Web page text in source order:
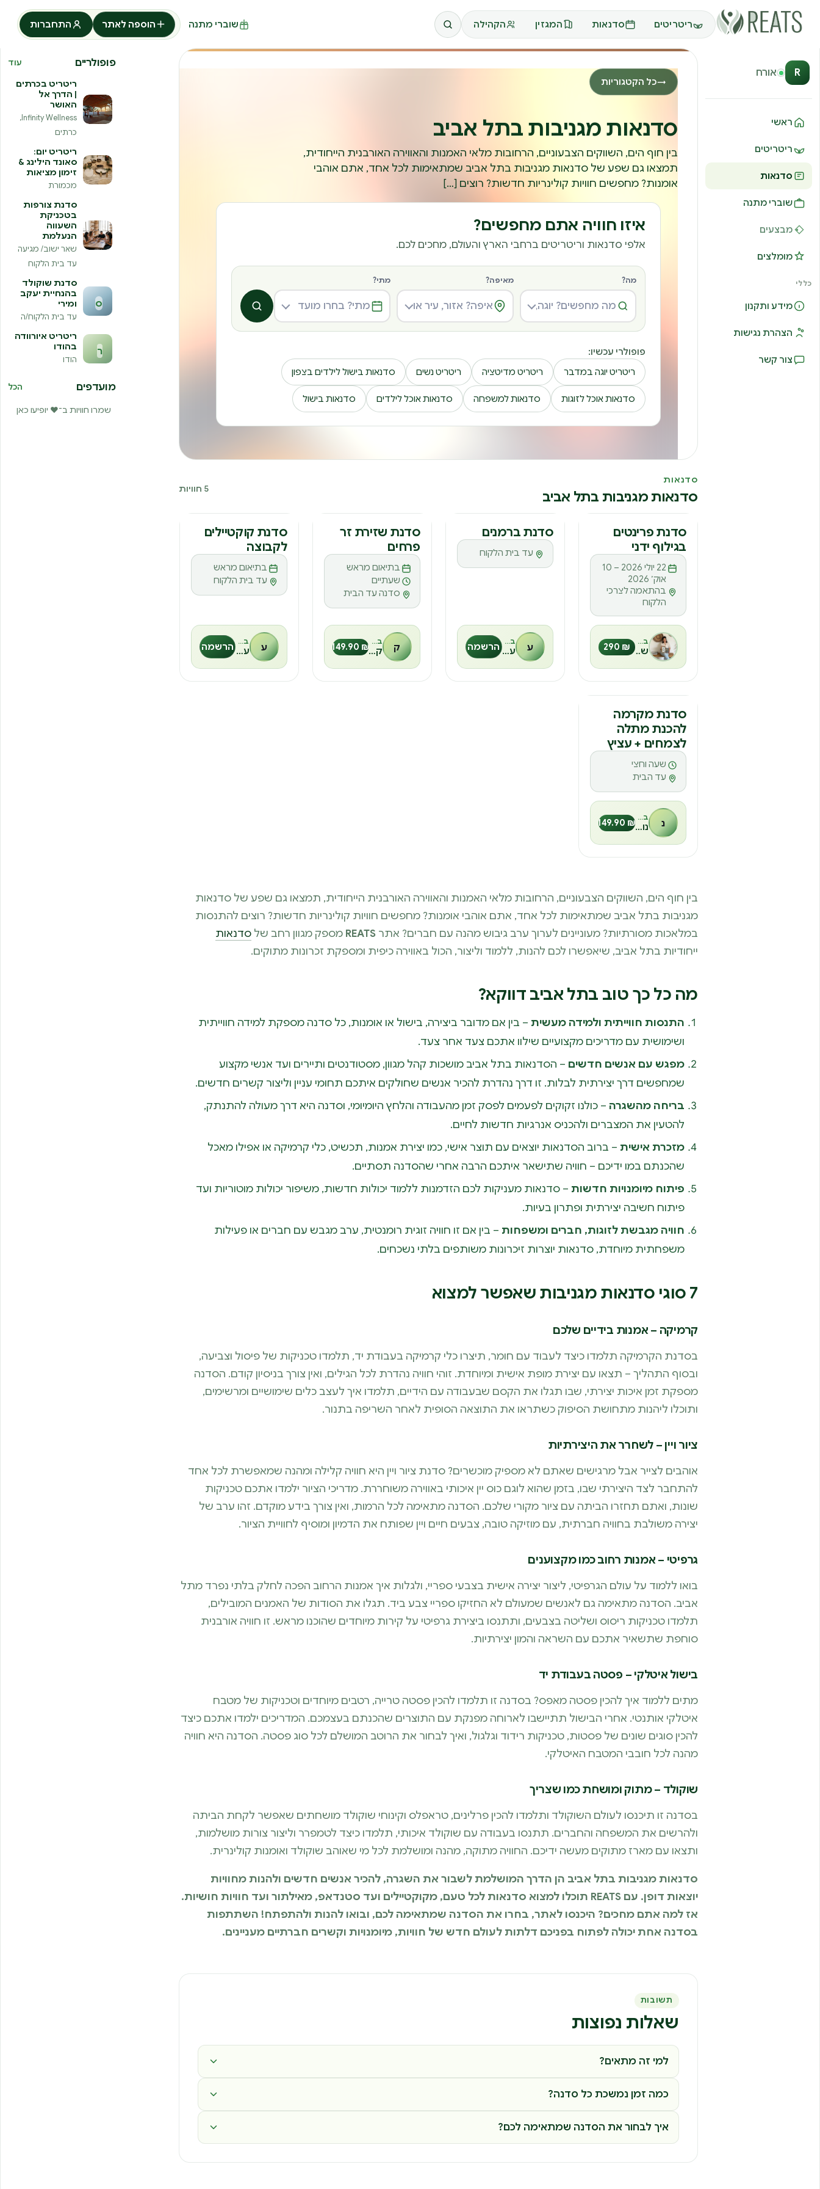
ריטריטים סדנאות המגזין הקהילה שוברי מתנה הוספה לאתר התחברות
R אורח
ראשי
ריטריטים
סדנאות
שוברי מתנה
מבצעים
מומלצים
כללי
מידע ותקנון
הצהרת נגישות
צור קשר
→כל הקטגוריות
סדנאות מגניבות בתל אביב
בין חוף הים, השווקים הצבעוניים, הרחובות מלאי האמנות והאווירה האורבנית הייחודית,
תמצאו גם שפע של סדנאות מגניבות בתל אביב שמתאימות לכל אחד, אתם אוהבי
אומנות? מחפשים חוויות קולינריות חדשות? רוצים […]
איזו חוויה אתם מחפשים?
אלפי סדנאות וריטריטים ברחבי הארץ והעולם, מחכים לכם.
מה? מאיפה? מתי?
חיפוש
פופולרי עכשיו:
ריטריט יוגה במדבר
ריטריט מדיטציה ריטריט נשים סדנאות בישול לילדים בצפון
סדנאות אוכל לזוגות סדנאות למשפחה סדנאות אוכל לילדים סדנאות בישול
סדנאות
סדנאות מגניבות בתל אביב 5 חוויות
סדנת פרינטים
בגילוף ידני
22 יולי 2026 – 10
אוק׳ 2026
בהתאמה לצרכי
הלקוח
בהנחיית
שיה אלגזי ₪ 290
סדנת ברמנים
עד בית הלקוח
ע בהנחיית
עמי שמואל הרשמה
סדנת שזירת זר
פרחים
בתיאום מראש
שעתיים
סדנה עד הבית
ק בהנחיית
קובי בן מרדכי₪ 149.90
סדנת קוקטיילים
לקבוצה
בתיאום מראש
עד בית הלקוח
ע בהנחיית
עמי שמואל הרשמה
סדנת מקרמה
להכנת מתלה
לצמחים + עציץ
שעה וחצי
עד הבית
נ בהנחיית
נועה חפץ₪ 149.90
בין חוף הים, השווקים הצבעוניים, הרחובות מלאי האמנות והאווירה האורבנית הייחודית, תמצאו גם שפע של סדנאות
מגניבות בתל אביב שמתאימות לכל אחד, אתם אוהבי אומנות? מחפשים חוויות קולינריות חדשות? רוצים להתנסות
במלאכות מסורתיות? מעוניינים לערוך ערב גיבוש מהנה עם חברים? אתר REATS מספק מגוון רחב של סדנאות
ייחודיות בתל אביב, שיאפשרו לכם להנות, ללמוד וליצור, הכול באווירה כיפית ומספקת זכרונות מתוקים.
מה כל כך טוב בתל אביב דווקא?
התנסות חווייתית ולמידה מעשית – בין אם מדובר ביצירה, בישול או אומנות, כל סדנה מספקת למידה חווייתית
ושימושית עם מדריכים מקצועיים שילוו אתכם צעד אחר צעד.
מפגש עם אנשים חדשים – הסדנאות בתל אביב מושכות קהל מגוון, מסטודנטים ותיירים ועד אנשי מקצוע
שמחפשים דרך יצירתית לבלות. זו דרך נהדרת להכיר אנשים שחולקים איתכם תחומי עניין וליצור קשרים חדשים.
בריחה מהשגרה – כולנו זקוקים לפעמים לפסק זמן מהעבודה והלחץ היומיומי, וסדנה היא דרך מעולה להתנתק,
להטעין את המצברים ולהכניס אנרגיות חדשות לחיים.
מזכרת אישית – ברוב הסדנאות יוצאים עם תוצר אישי, כמו יצירת אמנות, תכשיט, כלי קרמיקה או אפילו מאכל
שהכנתם במו ידיכם – חוויה שתישאר איתכם הרבה אחרי שהסדנה תסתיים.
פיתוח מיומנויות חדשות – סדנאות מעניקות לכם הזדמנות ללמוד יכולות חדשות, משיפור יכולות מוטוריות ועד
פיתוח חשיבה יצירתית ופתרון בעיות.
חוויה מגבשת לזוגות, חברים ומשפחות – בין אם זו חוויה זוגית רומנטית, ערב מגבש עם חברים או פעילות
משפחתית מיוחדת, סדנאות יוצרות זיכרונות משותפים בלתי נשכחים.
7 סוגי סדנאות מגניבות שאפשר למצוא
קרמיקה – אמנות בידיים שלכם
בסדנת הקרמיקה תלמדו כיצד לעבוד עם חומר, תיצרו כלי קרמיקה בעבודת יד, תלמדו טכניקות של פיסול וצביעה,
ובסוף התהליך – תצאו עם יצירת מופת אישית ומיוחדת. זוהי חוויה נהדרת לכל הגילים, ואין צורך בניסיון קודם. הסדנה
מספקת זמן איכות יצירתי, שבו תגלו את הקסם שבעבודה עם הידיים, תלמדו איך לעצב כלים שימושיים ומרשימים,
ותוכלו ליהנות מתחושת הסיפוק כשתראו את התוצאה הסופית לאחר השריפה בתנור.
ציור ויין – לשחרר את היצירתיות
אוהבים לצייר אבל מרגישים שאתם לא מספיק מוכשרים? סדנת ציור ויין היא חוויה קלילה ומהנה שמאפשרת לכל אחד
להתחבר לצד היצירתי שבו, בזמן שהוא לוגם כוס יין איכותי באווירה משוחררת. מדריכי הציור ילמדו אתכם טכניקות
שונות, ואתם תחזרו הביתה עם ציור מקורי שלכם. הסדנה מתאימה לכל הרמות, ואין צורך בידע מוקדם. זהו ערב של
יצירה משולבת בחוויה חברתית, עם מוזיקה טובה, צבעים חיים ויין שפותח את הדמיון ומוסיף לחוויית הציור.
גרפיטי – אמנות רחוב כמו מקצוענים
בואו ללמוד על עולם הגרפיטי, ליצור יצירה אישית בצבעי ספריי, ולגלות איך אמנות הרחוב הפכה לחלק בלתי נפרד מתל
אביב. הסדנה מתאימה גם לאנשים שמעולם לא החזיקו ספריי צבע ביד. תגלו את הסודות של האמנים המובילים,
תלמדו טכניקות ריסוס ושליטה בצבעים, ותתנסו ביצירת גרפיטי על קירות מיוחדים שהוכנו מראש. זו חוויה אורבנית
סוחפת שתשאיר אתכם עם השראה והמון יצירתיות.
בישול איטלקי – פסטה בעבודת יד
מתים ללמוד איך להכין פסטה מאפס? בסדנה זו תלמדו להכין פסטה טרייה, רטבים מיוחדים וטכניקות של מטבח
איטלקי אותנטי. אחרי הבישול תתיישבו לארוחה מפנקת עם התוצרים שהכנתם בעצמכם. המדריכים ילמדו אתכם כיצד
להכין סוגים שונים של פסטות, טכניקות רידוד וגלגול, ואיך לבחור את הרוטב המושלם לכל סוג פסטה. הסדנה היא חוויה
מהנה לכל חובבי המטבח האיטלקי.
שוקולד – מתוק ומושחת כמו שצריך
בסדנה זו תיכנסו לעולם השוקולד ותלמדו להכין פרלינים, טראפלס וקינוחי שוקולד מושחתים שאפשר לקחת הביתה
ולהרשים את המשפחה והחברים. תתנסו בעבודה עם שוקולד איכותי, תלמדו כיצד לטמפרר וליצור צורות מושלמות,
ותצאו עם מארז מתוקים מעשה ידיכם. החוויה מתוקה, מהנה ומושלמת לכל מי שאוהב שוקולד ואומנות קולינרית.
סדנאות מגניבות בתל אביב הן הדרך המושלמת לשבור את השגרה, להכיר אנשים חדשים ולהנות מחוויות
יוצאות דופן. עם REATS תוכלו למצוא סדנאות לכל טעם, מקוקטיילים ועד סטנדאפ, מאילתור ועד חוויות חושיות.
אז למה אתם מחכים? היכנסו לאתר, בחרו את הסדנה שמתאימה לכם, ובואו להנות ולהתפתח! השתתפות
בסדנה אחת יכולה לפתוח בפניכם דלתות לעולם חדש של חוויות, מיומנויות וקשרים חברתיים מעניינים.
תשובות
שאלות נפוצות
למי זה מתאים?
כמה זמן נמשכת כל סדנה?
איך לבחור את הסדנה שמתאימה לכם?
פופולריים עוד
ריטריט בכרתים
| הדרך אל
האושר
Infinity Wellness,
כרתים
ריטריט יום:
סאונד הילינג &
זימון מציאות
מכמורת
סדנת צורפות
בטכניקת
השעווה
הנעלמת
שאר ישוב/ מגיעה
עד בית הלקוח
ס
סדנת שוקולד
בהנחיית יעקב
ומירי
עד בית הלקוח/ה
ר
ריטריט איורוודה
בהודו
הודו
מועדפים הכל
שמרו חוויות ב־❤️ יופיעו כאן